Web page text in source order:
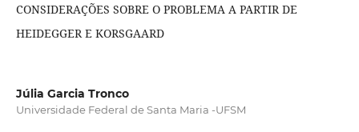
CONSIDERAÇÕES SOBRE O PROBLEMA A PARTIR DE
HEIDEGGER E KORSGAARD
Júlia Garcia Tronco
Universidade Federal de Santa Maria -UFSM